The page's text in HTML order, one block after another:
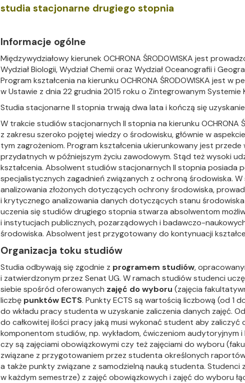
studia stacjonarne drugiego stopnia
Informacje ogólne
Międzywydziałowy kierunek OCHRONA ŚRODOWISKA jest
Wydział Biologii, Wydział Chemii oraz Wydział Oceanografii i
Program kształcenia na kierunku OCHRONA ŚRODOWISKA jest w
w Ustawie z dnia 22 grudnia 2015 roku o Zintegrowanym Systemie
Studia stacjonarne II stopnia trwają dwa lata i kończą się
W trakcie studiów stacjonarnych II stopnia na kierunku OCHRONA
z zakresu szeroko pojętej wiedzy o środowisku, głównie w
tym zagrożeniom. Program kształcenia ukierunkowany jest
przydatnych w późniejszym życiu zawodowym. Stąd też wysoki
kształcenia. Absolwent studiów stacjonarnych II stopnia posiada
specjalistycznych zagadnień związanych z ochroną środowiska.
analizowania złożonych dotyczących ochrony środowiska,
i krytycznego analizowania danych dotyczących stanu
uczenia się studiów drugiego stopnia stwarza absolwentom
i instytucjach publicznych, pozarządowych i badawczo-
środowiska. Absolwent jest przygotowany do kontynuacji
Organizacja toku studiów
Studia odbywają się zgodnie z programem studiów,
i zatwierdzonym przez Senat UG. W ramach studiów studenci
siebie spośród oferowanych zajęć do wyboru (zajęcia
liczbę punktów ECTS. Punkty ECTS są wartością liczbową (od 1
do wkładu pracy studenta w uzyskanie zaliczenia danych zajęć.
do całkowitej ilości pracy jaką musi wykonać student aby zaliczyć
komponentom studiów, np. wykładom, ćwiczeniom
czy są zajęciami obowiązkowymi czy też zajęciami do wyboru
związane z przygotowaniem przez studenta określonych
a także punkty związane z samodzielną nauką studenta.
w każdym semestrze) z zajęć obowiązkowych i zajęć do wyboru